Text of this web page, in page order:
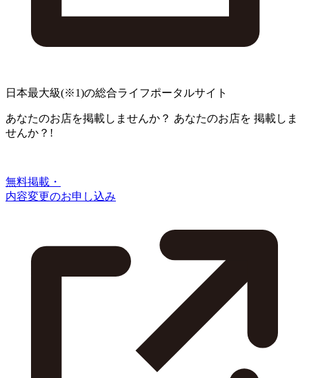
日本最大級(※1)の総合ライフポータルサイト
あなたのお店を掲載しませんか？ あなたのお店を 掲載しま
せんか？!
無料掲載・
内容変更のお申し込み